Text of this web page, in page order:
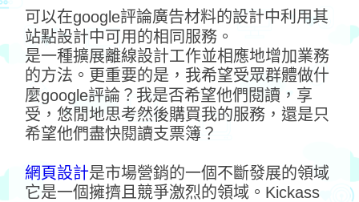
可以在google評論廣告材料的設計中利用其
站點設計中可用的相同服務。
是一種擴展離線設計工作並相應地增加業務
的方法。更重要的是，我希望受眾群體做什
麼google評論？我是否希望他們閱讀，享
受，悠閒地思考然後購買我的服務，還是只
希望他們盡快閱讀支票簿？
網頁設計是市場營銷的一個不斷發展的領域
它是一個擁擠且競爭激烈的領域。Kickass